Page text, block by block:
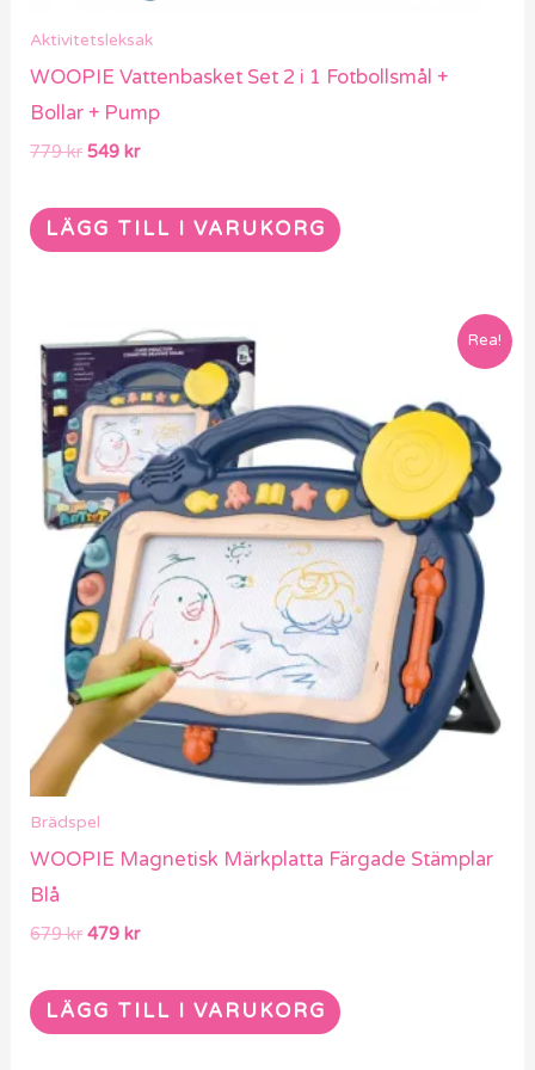
Aktivitetsleksak
WOOPIE Vattenbasket Set 2 i 1 Fotbollsmål +
Bollar + Pump
779kr 549kr
LÄGG TILL I VARUKORG
Rea!
Brädspel
WOOPIE Magnetisk Märkplatta Färgade Stämplar
Blå
679kr
ursprungliga
priset
var:
679 kr.
479kr
Det
nuvarande
priset
är:
479 kr.
LÄGG TILL I VARUKORG